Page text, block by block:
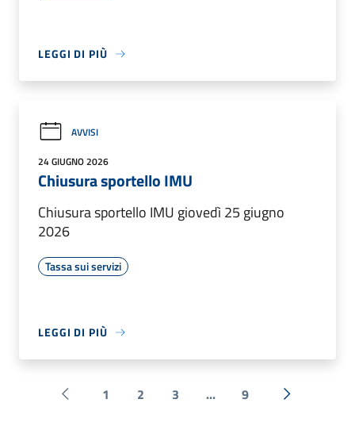
LEGGI DI PIÙ
AVVISI
24 GIUGNO 2026
Chiusura sportello IMU
Chiusura sportello IMU giovedì 25 giugno
2026
Tassa sui servizi
LEGGI DI PIÙ
Pagina precedente
1 2 3 ... 9 Successiva